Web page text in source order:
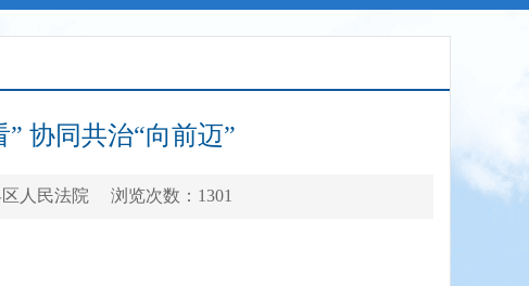
协同共治“向前迈”
人民法院 浏览次数：1301